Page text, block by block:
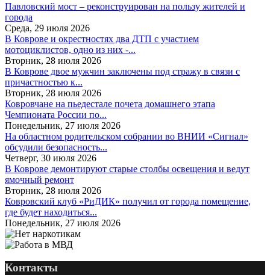
Павловский мост – реконструирован на пользу жителей и
города
Среда, 29 июля 2026
В Коврове и окрестностях два ДТП с участием
мотоциклистов, одно из них -...
Вторник, 28 июля 2026
В Коврове двое мужчин заключены под стражу в связи с
причастностью к...
Вторник, 28 июля 2026
Ковровчане на пьедестале почета домашнего этапа
Чемпионата России по...
Понедельник, 27 июля 2026
На областном родительском собрании во ВНИИ «Сигнал»
обсудили безопасность...
Четверг, 30 июля 2026
В Коврове демонтируют старые столбы освещения и ведут
ямочный ремонт
Вторник, 28 июля 2026
Ковровский клуб «РиДИК» получил от города помещение,
где будет находиться...
Понедельник, 27 июля 2026
Контакты